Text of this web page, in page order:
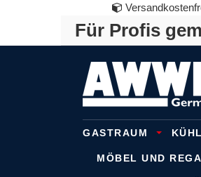
Für Profis
GASTRAUM
MÖBEL UND